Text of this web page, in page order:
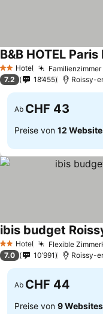
2 Sterne
Hotel
B&B HOTEL
7.2 18’455 Roissy-
Ab CHF 43
Preise von 12
2 Sterne
Hotel Flexible
ibis budget
7.0 10’991 Roissy-
Ab CHF 44
Preise von 9 Websites